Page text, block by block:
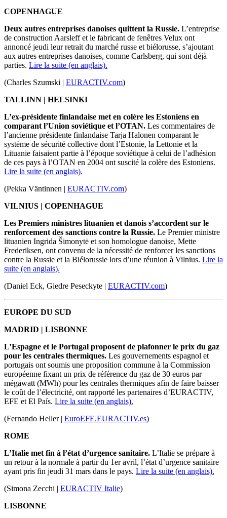
COPENHAGUE
Deux autres entreprises danoises quittent la Russie. L’entreprise
de construction Aarsleff et le fabricant de fenêtres Velux ont
annoncé jeudi leur retrait du marché russe et biélorusse, s’ajoutant
aux autres entreprises danoises, comme Carlsberg, qui sont déjà
parties. Lire la suite (en anglais).
(Charles Szumski | EURACTIV.com)
TALLINN | HELSINKI
L’ex-présidente finlandaise met en colère les Estoniens en
comparant l’Union soviétique et l’OTAN. Les commentaires de
l’ancienne présidente finlandaise Tarja Halonen comparant le
système de sécurité collective dont l’Estonie, la Lettonie et la
Lituanie faisaient partie à l’époque soviétique à celui de l’adhésion
de ces pays à l’OTAN en 2004 ont suscité la colère des Estoniens.
Lire la suite (en anglais).
(Pekka Väntinnen | EURACTIV.com)
VILNIUS | COPENHAGUE
Les Premiers ministres lituanien et danois s’accordent sur le
renforcement des sanctions contre la Russie. Le Premier ministre
lituanien Ingrida Šimonytė et son homologue danoise, Mette
Frederiksen, ont convenu de la nécessité de renforcer les sanctions
contre la Russie et la Biélorussie lors d’une réunion à Vilnius. Lire la
suite (en anglais).
(Daniel Eck, Giedre Peseckyte | EURACTIV.com)
EUROPE DU SUD
MADRID | LISBONNE
L’Espagne et le Portugal proposent de plafonner le prix du gaz
pour les centrales thermiques. Les gouvernements espagnol et
portugais ont soumis une proposition commune à la Commission
européenne fixant un prix de référence du gaz de 30 euros par
mégawatt (MWh) pour les centrales thermiques afin de faire baisser
le coût de l’électricité, ont rapporté les partenaires d’EURACTIV,
EFE et El País. Lire la suite (en anglais).
(Fernando Heller | EuroEFE.EURACTIV.es)
ROME
L’Italie met fin à l’état d’urgence sanitaire. L’Italie se prépare à
un retour à la normale à partir du 1er avril, l’état d’urgence sanitaire
ayant pris fin jeudi 31 mars dans le pays. Lire la suite (en anglais).
(Simona Zecchi | EURACTIV Italie)
LISBONNE